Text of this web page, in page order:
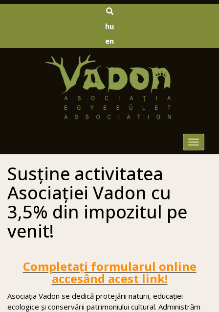
hu
en
Toggle
Susține activitatea
Asociației Vadon cu
3,5% din impozitul pe
venit!
Completați formularul online
accesând acest link!
Asociația Vadon se dedică protejării naturii, educației
ecologice și conservării patrimoniului cultural. Administrăm